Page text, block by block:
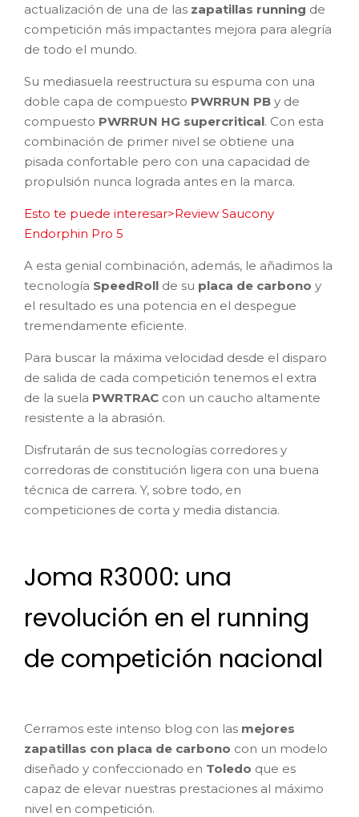
actualización de una de las zapatillas running de
competición más impactantes mejora para alegría
de todo el mundo.
Su mediasuela reestructura su espuma con una
doble capa de compuesto PWRRUN PB y de
compuesto PWRRUN HG supercritical. Con esta
combinación de primer nivel se obtiene una
pisada confortable pero con una capacidad de
propulsión nunca lograda antes en la marca.
Esto te puede interesar>Review Saucony
Endorphin Pro 5
A esta genial combinación, además, le añadimos la
tecnología SpeedRoll de su placa de carbono y
el resultado es una potencia en el despegue
tremendamente eficiente.
Para buscar la máxima velocidad desde el disparo
de salida de cada competición tenemos el extra
de la suela PWRTRAC con un caucho altamente
resistente a la abrasión.
Disfrutarán de sus tecnologías corredores y
corredoras de constitución ligera con una buena
técnica de carrera. Y, sobre todo, en
competiciones de corta y media distancia.
Joma R3000: una
revolución en el running
de competición nacional
Cerramos este intenso blog con las mejores
zapatillas con placa de carbono con un modelo
diseñado y confeccionado en Toledo que es
capaz de elevar nuestras prestaciones al máximo
nivel en competición.